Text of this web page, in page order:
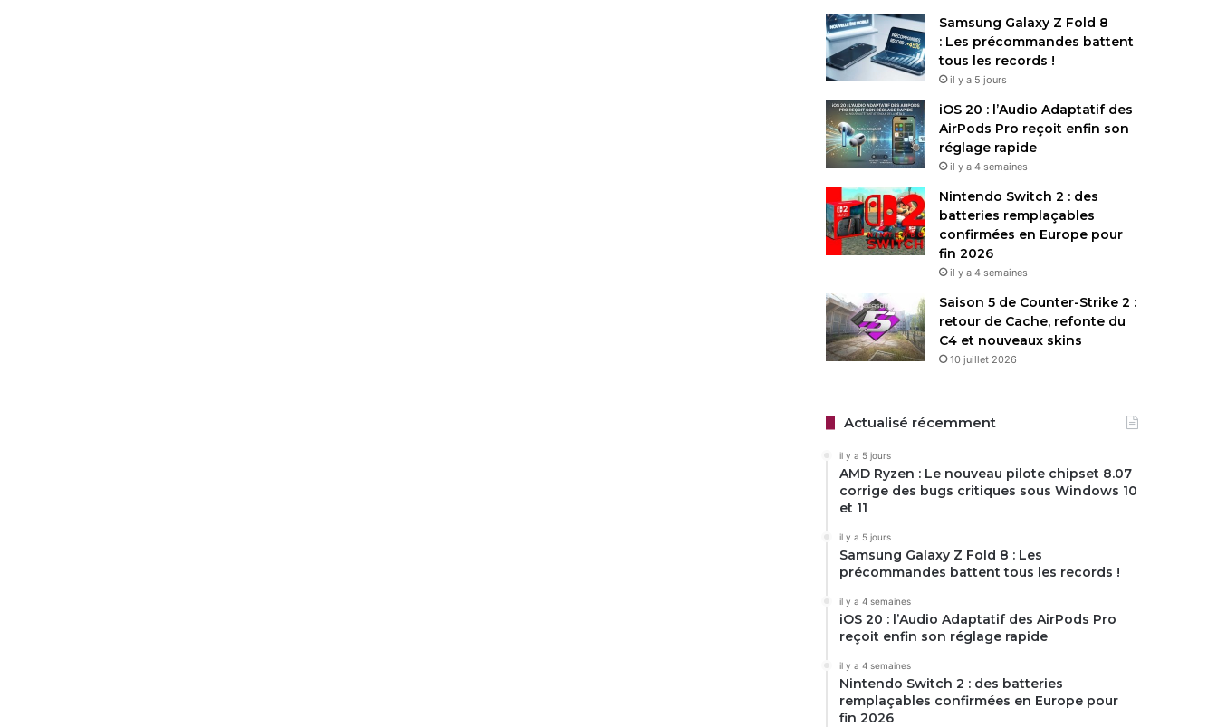
Samsung Galaxy Z Fold 8
: Les précommandes battent
tous les records !
il y a 5 jours
iOS 20 : l’Audio Adaptatif des
AirPods Pro reçoit enfin son
réglage rapide
il y a 4 semaines
Nintendo Switch 2 : des
batteries remplaçables
confirmées en Europe pour
fin 2026
il y a 4 semaines
Saison 5 de Counter-Strike 2 :
retour de Cache, refonte du
C4 et nouveaux skins
10 juillet 2026
Actualisé récemment
il y a 5 jours
AMD Ryzen : Le nouveau pilote chipset 8.07
corrige des bugs critiques sous Windows 10
et 11
il y a 5 jours
Samsung Galaxy Z Fold 8 : Les
précommandes battent tous les records !
il y a 4 semaines
iOS 20 : l’Audio Adaptatif des AirPods Pro
reçoit enfin son réglage rapide
il y a 4 semaines
Nintendo Switch 2 : des batteries
remplaçables confirmées en Europe pour
fin 2026